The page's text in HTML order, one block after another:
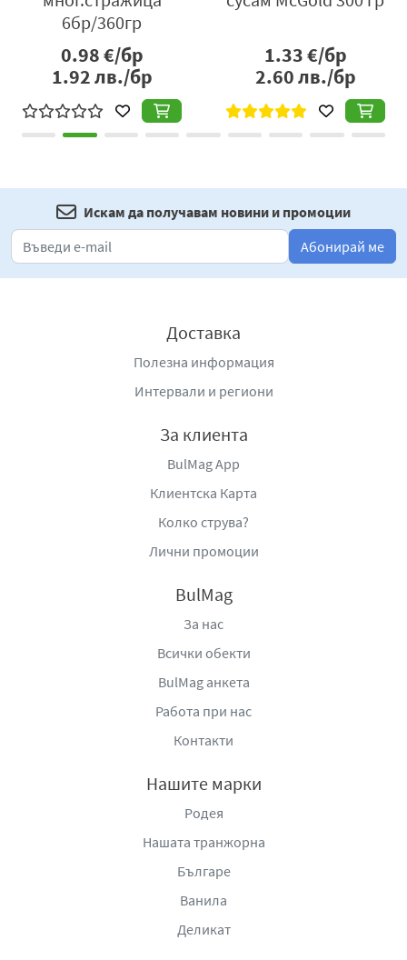
6бр/360гр
0.98€/бр
1.92лв./бр
1.33€/бр
2.60лв./бр
Искам да получавам новини и промоции
Абонирай ме
Доставка
Полезна информация
Интервали и региони
За клиента
BulMag App
Клиентска Карта
Колко струва?
Лични промоции
BulMag
За нас
Всички обекти
BulMag анкета
Работа при нас
Контакти
Нашите марки
Родея
Нашата транжорна
Българе
Ванила
Деликат